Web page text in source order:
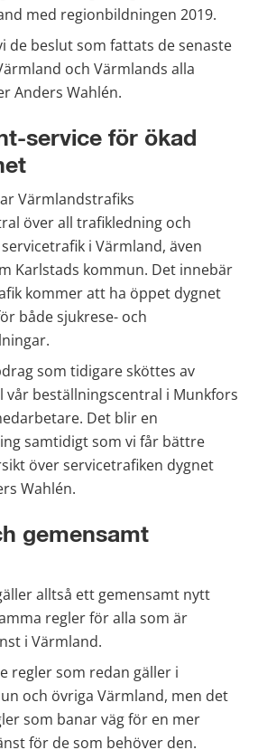
med regionbildningen 2019.
de beslut som fattats de senaste
och Värmlands alla
Anders Wahlén.
service för ökad
Värmlandstrafiks
över all trafikledning och
i Värmland, även
Karlstads kommun. Det innebär
kommer att ha öppet dygnet
både sjukrese- och
som tidigare sköttes av
vår beställningscentral i Munkfors
Det blir en
samtidigt som vi får bättre
över servicetrafiken dygnet
Wahlén.
gemensamt
alltså ett gemensamt nytt
regler för alla som är
i Värmland.
regler som redan gäller i
och övriga Värmland, men det
som banar väg för en mer
för de som behöver den.